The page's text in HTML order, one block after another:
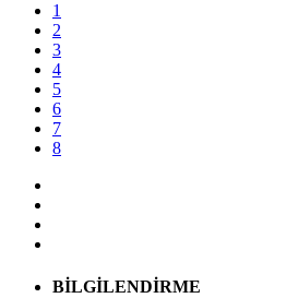
1
2
3
4
5
6
7
8
BİLGİLENDİRME